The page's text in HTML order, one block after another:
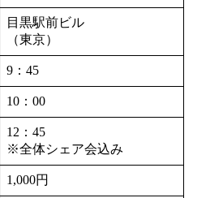
目黒駅前ビル
（東京）
9：45
10：00
12：45
※全体シェア会込み
1,000円